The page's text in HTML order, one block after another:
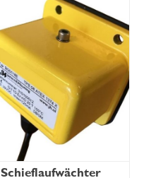
Schieflaufwächter